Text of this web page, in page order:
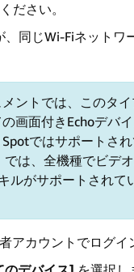
ださい。
同じWi-Fiネットワ
ントでは、このタ
画面付きEchoデバ
ではサポートさ
は、全機種でビデ
ルがサポートされて
アカウントでログイ